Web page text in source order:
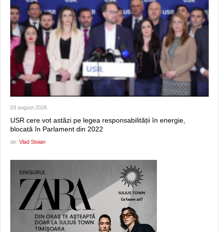
03 august 2026
USR cere vot astăzi pe legea responsabilității în energie,
blocată în Parlament din 2022
de: Vlad Stoian